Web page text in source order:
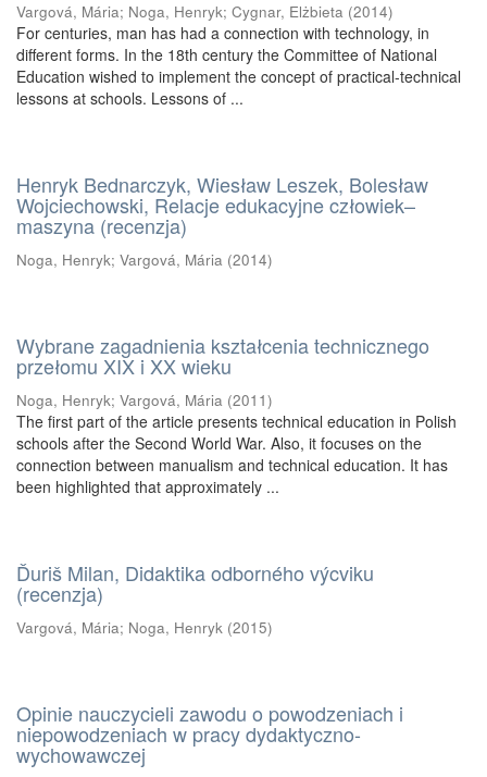
Vargová, Mária; Noga, Henryk; Cygnar, Elżbieta (2014)
For centuries, man has had a connection with technology, in
different forms. In the 18th century the Committee of National
Education wished to implement the concept of practical-technical
lessons at schools. Lessons of ...
Henryk Bednarczyk, Wiesław Leszek, Bolesław
Wojciechowski, Relacje edukacyjne człowiek–
maszyna (recenzja)
Noga, Henryk; Vargová, Mária (2014)
Wybrane zagadnienia kształcenia technicznego
przełomu XIX i XX wieku
Noga, Henryk; Vargová, Mária (2011)
The first part of the article presents technical education in Polish
schools after the Second World War. Also, it focuses on the
connection between manualism and technical education. It has
been highlighted that approximately ...
Ďuriš Milan, Didaktika odborného výcviku
(recenzja)
Vargová, Mária; Noga, Henryk (2015)
Opinie nauczycieli zawodu o powodzeniach i
niepowodzeniach w pracy dydaktyczno-
wychowawczej